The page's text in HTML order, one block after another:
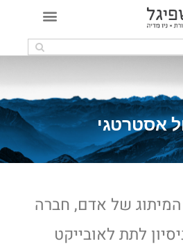
אסטרטגי
של אדם, חברה
לתת לאובייקט